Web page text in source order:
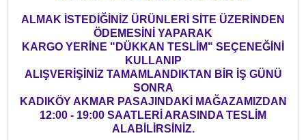
ALMAK İSTEDİĞİNİZ ÜRÜNLERİ SİTE ÜZERİNDEN
ÖDEMESİNİ YAPARAK
KARGO YERİNE "DÜKKAN TESLİM" SEÇENEĞİNİ
KULLANIP
ALIŞVERİŞİNİZ TAMAMLANDIKTAN BİR İŞ GÜNÜ
SONRA
KADIKÖY AKMAR PASAJINDAKİ MAĞAZAMIZDAN
12:00 - 19:00 SAATLERİ ARASINDA TESLİM
ALABİLİRSİNİZ.